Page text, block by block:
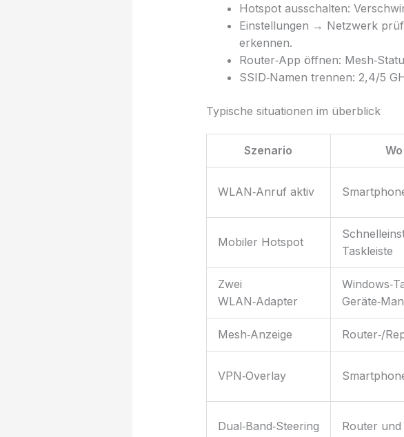
Hotspot ausschalten:
Einstellungen → Netzwerk
erkennen.
Router‑App öffnen:
SSID‑Namen trennen: 2,4/5
Typische situationen im überblick
Szenario
WLAN‑Anruf aktiv
Mobiler Hotspot
Taskleiste
Zwei
WLAN‑Adapter
Mesh‑Anzeige Router‑/
VPN‑Overlay
Dual‑Band‑Steering Router